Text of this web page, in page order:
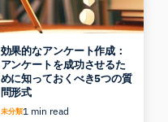
効果的なアンケート作成：
アンケートを成功させるた
めに知っておくべき5つの質
問形式
未分類1 min read